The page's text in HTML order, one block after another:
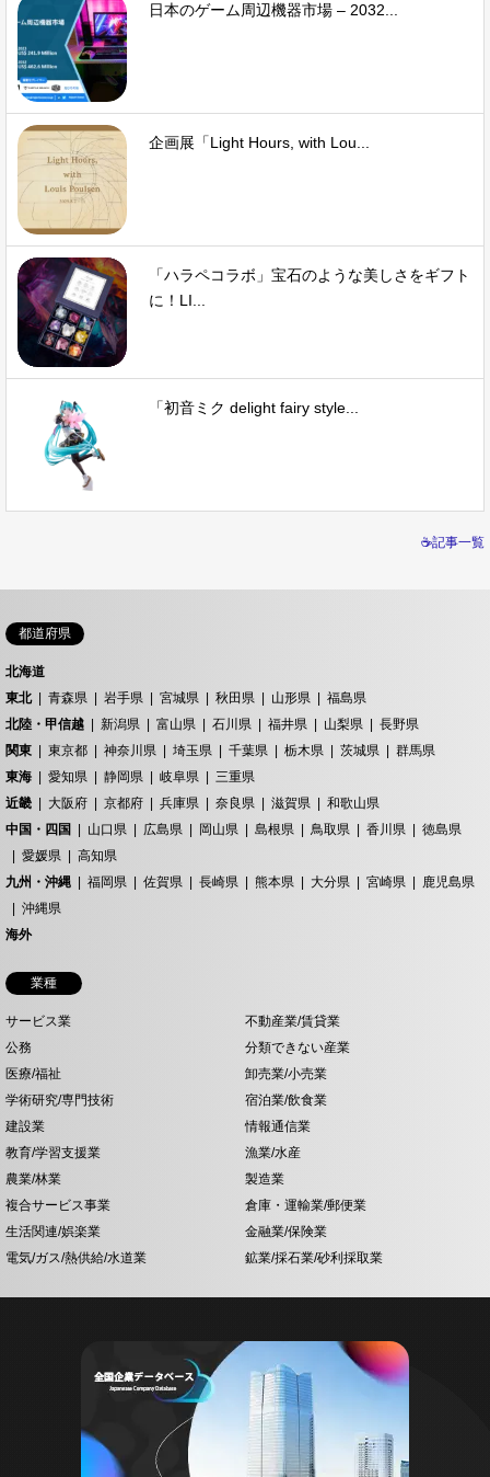
日本のゲーム周辺機器市場 – 2032...
企画展「Light Hours, with Lou...
「ハラペコラボ」宝石のような美しさをギフト
に！LI...
「初音ミク delight fairy style...
☕記事一覧
都道府県
北海道
東北
青森県 岩手県 宮城県 秋田県 山形県
福島県
北陸・甲信越
新潟県 富山県 石川県 福井県 山梨県
長野県
関東
東京都 神奈川県 埼玉県 千葉県 栃木県 茨城県
群馬県
東海
愛知県 静岡県 岐阜県
三重県
近畿
大阪府 京都府 兵庫県 奈良県 滋賀県
和歌山県
中国・四国
山口県 広島県 岡山県 島根県 鳥取県 香川県
徳島県
愛媛県
高知県
九州・沖縄
福岡県 佐賀県 長崎県 熊本県 大分県 宮崎県
鹿児島県
沖縄県
海外
業種
サービス業
不動産業/賃貸業
公務
分類できない産業
医療/福祉
卸売業/小売業
学術研究/専門技術
宿泊業/飲食業
建設業
情報通信業
教育/学習支援業
漁業/水産
農業/林業
製造業
複合サービス事業
倉庫・運輸業/郵便業
生活関連/娯楽業
金融業/保険業
電気/ガス/熱供給/水道業
鉱業/採石業/砂利採取業